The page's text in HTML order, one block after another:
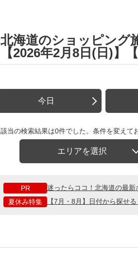
北海道のショッピング
【2026年2月8日(日)】
今日
該当の検索結果は0件でした。条件を変えて
エリアを選択
PR
迷ったらココ！北海道の最
夏休み特集
【7月・8月】日付から探せ